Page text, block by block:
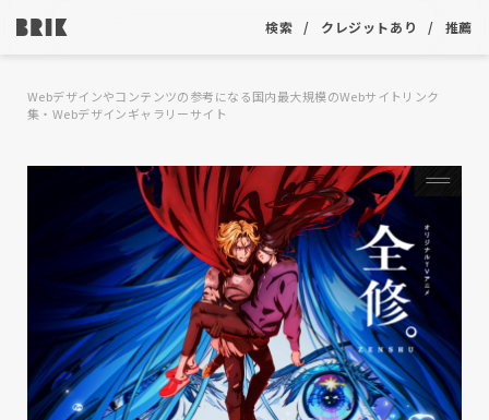
検索 クレジットあり 推薦
Webデザインやコンテンツの参考になる国内最大規模のWebサイトリンク
集・Webデザインギャラリーサイト